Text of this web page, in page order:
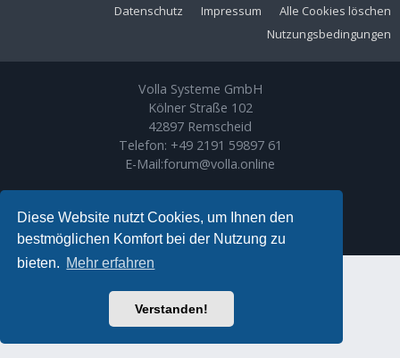
Diese Website nutzt Cookies, um Ihnen den
bestmöglichen Komfort bei der Nutzung zu
bieten. Mehr erfahren
Verstanden!
Alle Cookies löschen
Impressum
Datenschutz
Nutzungsbedingungen
Volla Systeme GmbH
Kölner Straße 102
42897 Remscheid
Telefon: +49 2191 59897 61
E-Mail:forum@volla.online
Ariki Theme byGramziu